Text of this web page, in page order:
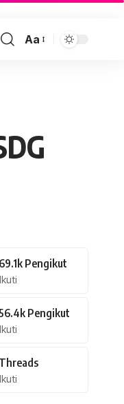
Font
Aa
69.1k Pengikut
Ikuti
Pengikut
Ikuti
Threads
Ikuti